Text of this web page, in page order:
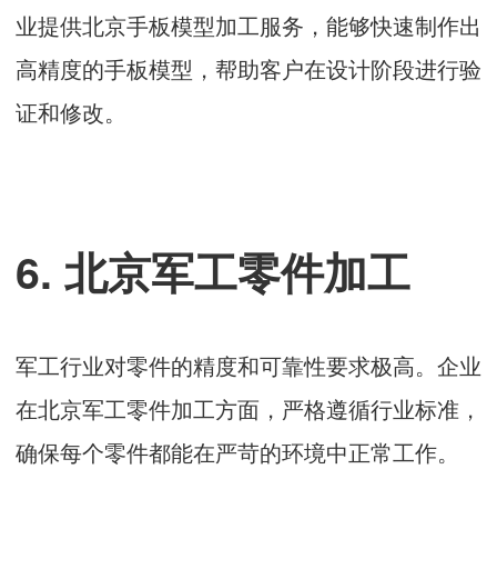
业提供北京手板模型加工服务，能够快速制作出
高精度的手板模型，帮助客户在设计阶段进行验
证和修改。
6. 北京军工零件加工
军工行业对零件的精度和可靠性要求极高。企业
在北京军工零件加工方面，严格遵循行业标准，
确保每个零件都能在严苛的环境中正常工作。